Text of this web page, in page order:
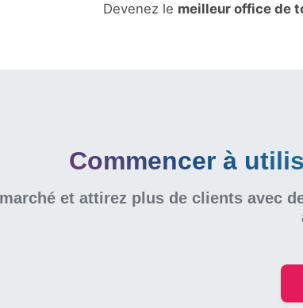
Devenez le meilleur office de
Commencer à
et attirez plus de clients avec